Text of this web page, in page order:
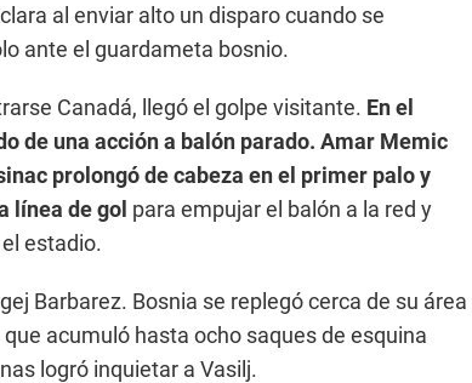
al enviar alto un disparo cuando se
ante el guardameta bosnio.
Canadá, llegó el golpe visitante. En el
de una acción a balón parado. Amar Memic
prolongó de cabeza en el primer palo y
línea de gol para empujar el balón a la red y
estadio.
Barbarez. Bosnia se replegó cerca de su área
acumuló hasta ocho saques de esquina
logró inquietar a Vasilj.